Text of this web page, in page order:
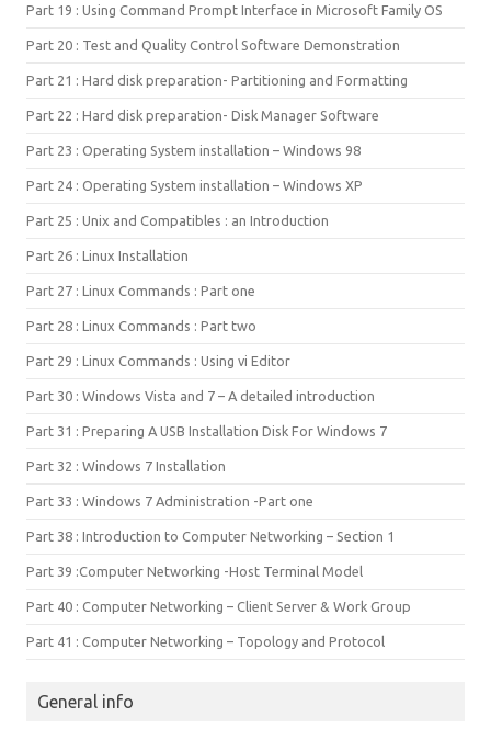
Part 19 : Using Command Prompt Interface in Microsoft Family OS
Part 20 : Test and Quality Control Software Demonstration
Part 21 : Hard disk preparation- Partitioning and Formatting
Part 22 : Hard disk preparation- Disk Manager Software
Part 23 : Operating System installation – Windows 98
Part 24 : Operating System installation – Windows XP
Part 25 : Unix and Compatibles : an Introduction
Part 26 : Linux Installation
Part 27 : Linux Commands : Part one
Part 28 : Linux Commands : Part two
Part 29 : Linux Commands : Using vi Editor
Part 30 : Windows Vista and 7 – A detailed introduction
Part 31 : Preparing A USB Installation Disk For Windows 7
Part 32 : Windows 7 Installation
Part 33 : Windows 7 Administration -Part one
Part 38 : Introduction to Computer Networking – Section 1
Part 39 :Computer Networking -Host Terminal Model
Part 40 : Computer Networking – Client Server & Work Group
Part 41 : Computer Networking – Topology and Protocol
General info